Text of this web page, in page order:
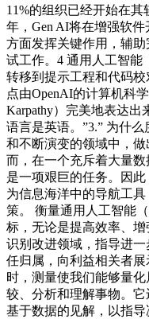
11%的组织已经开始在其
年，Gen AI将在增强软
方面发挥关键作用，辅
试工作。4 通用人工智能
转移到提示工程和代码
点由OpenAI的计算机科
Karpathy）完美地表达出
语言是英语。”3.” 为什
和不断演变的领域中，
而，在一个充斥着大量
是一项艰巨的任务。因
为信息海洋中的导航工
策。 衡量通用人工智能
标，无论是提高效率、
识别改进领域，指导进
任归属，向利益相关者
时，测量使我们能够量
较、分析和理解事物。
基于数据的见解，以指